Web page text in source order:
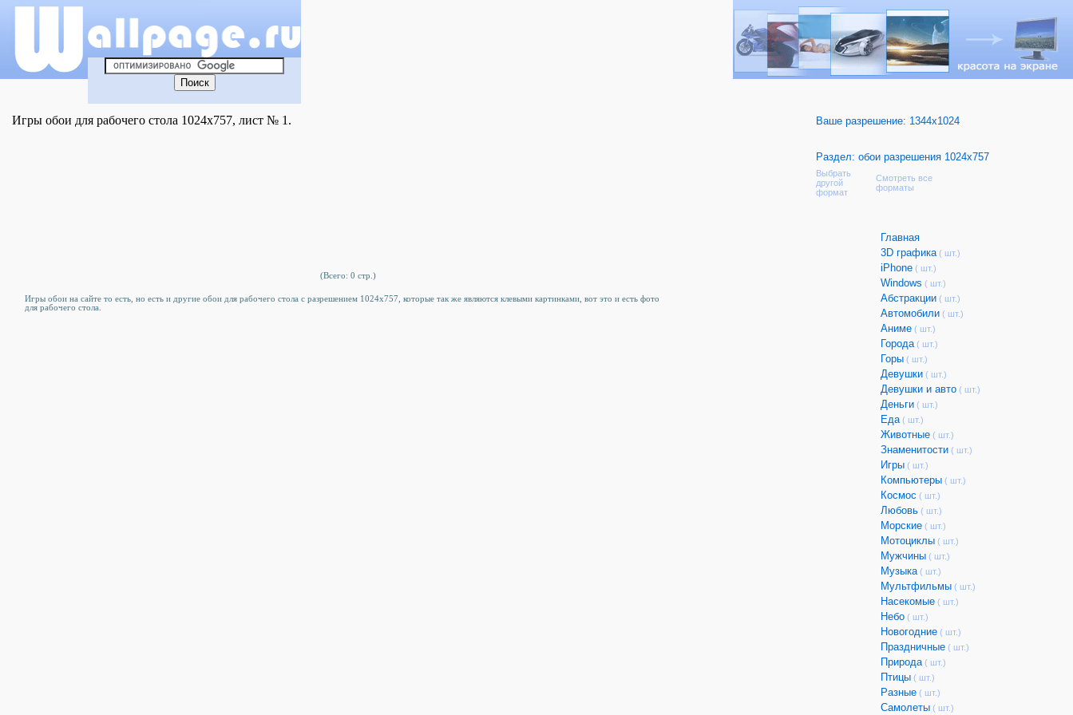
Игры обои для рабочего стола 1024x757, лист № 1. Ваше разрешение: 1344x1024
Раздел: обои разрешения 1024x757
Выбрать
другой
формат
Смотреть все
форматы
(Всего: 0 стр.)
Игры обои на сайте то есть, но есть и другие обои для рабочего стола c разрешением 1024x757, которые так же являются клевыми картинками, вот это и есть фото
для рабочего стола.
Главная
3D графика ( шт.)
iPhone ( шт.)
Windows ( шт.)
Абстракции ( шт.)
Автомобили ( шт.)
Аниме ( шт.)
Города ( шт.)
Горы ( шт.)
Девушки ( шт.)
Девушки и авто ( шт.)
Деньги ( шт.)
Еда ( шт.)
Животные ( шт.)
Знаменитости ( шт.)
Игры ( шт.)
Компьютеры ( шт.)
Космос ( шт.)
Любовь ( шт.)
Морские ( шт.)
Мотоциклы ( шт.)
Мужчины ( шт.)
Музыка ( шт.)
Мультфильмы ( шт.)
Насекомые ( шт.)
Небо ( шт.)
Новогодние ( шт.)
Праздничные ( шт.)
Природа ( шт.)
Птицы ( шт.)
Разные ( шт.)
Самолеты ( шт.)